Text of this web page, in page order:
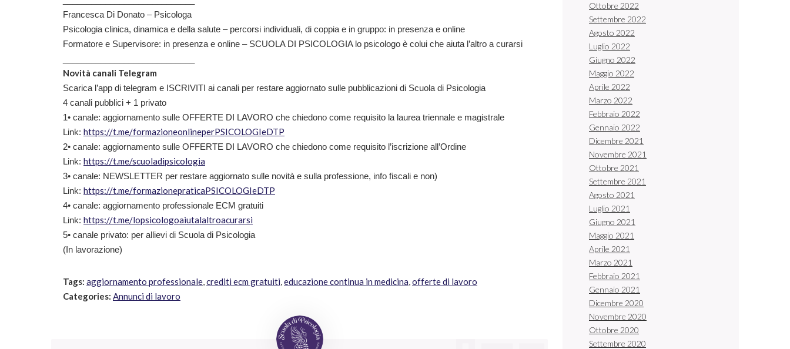
Francesca Di Donato – Psicologa
Psicologia clinica, dinamica e della salute – percorsi individuali, di coppia e in gruppo: in presenza e online
Formatore e Supervisore: in presenza e online – SCUOLA DI PSICOLOGIA lo psicologo è colui che aiuta l’altro a curarsi
Novità canali Telegram
Scarica l’app di telegram e ISCRIVITI ai canali per restare aggiornato sulle pubblicazioni di Scuola di Psicologia
4 canali pubblici + 1 privato
1• canale: aggiornamento sulle OFFERTE DI LAVORO che chiedono come requisito la laurea triennale e magistrale
Link: https://t.me/formazioneonlineperPSICOLOGIeDTP
2• canale: aggiornamento sulle OFFERTE DI LAVORO che chiedono come requisito l’iscrizione all’Ordine
Link: https://t.me/scuoladipsicologia
3• canale: NEWSLETTER per restare aggiornato sulle novità e sulla professione, info fiscali e non)
Link: https://t.me/formazionepraticaPSICOLOGIeDTP
4• canale: aggiornamento professionale ECM gratuiti
Link: https://t.me/lopsicologoaiutalaltroacurarsi
5• canale privato: per allievi di Scuola di Psicologia
(In lavorazione)
Tags: aggiornamento professionale,crediti ecm gratuiti,educazione continua in medicina,offerte di lavoro
Categories: Annunci di lavoro
Ottobre 2022
Settembre 2022
Agosto 2022
Luglio 2022
Giugno 2022
Maggio 2022
Aprile 2022
Marzo 2022
Febbraio 2022
Gennaio 2022
Dicembre 2021
Novembre 2021
Ottobre 2021
Settembre 2021
Agosto 2021
Luglio 2021
Giugno 2021
Maggio 2021
Aprile 2021
Marzo 2021
Febbraio 2021
Gennaio 2021
Dicembre 2020
Novembre 2020
Ottobre 2020
Settembre 2020